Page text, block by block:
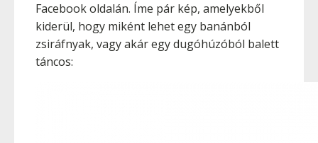
Facebook oldalán. Íme pár kép, amelyekből
kiderül, hogy miként lehet egy banánból
zsiráfnyak, vagy akár egy dugóhúzóból balett
táncos: